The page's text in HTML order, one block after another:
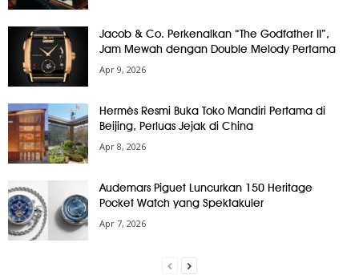
Jacob & Co. Perkenalkan “The Godfather II”,
Jam Mewah dengan Double Melody Pertama
Apr 9, 2026
Hermès Resmi Buka Toko Mandiri Pertama di
Beijing, Perluas Jejak di China
Apr 8, 2026
Audemars Piguet Luncurkan 150 Heritage
Pocket Watch yang Spektakuler
Apr 7, 2026